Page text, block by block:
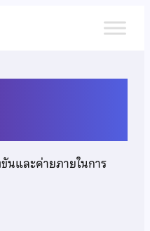
นและค่ายภายในการ